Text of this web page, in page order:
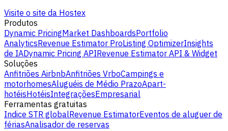
Visite o site da Hostex
Produtos
Dynamic PricingMarket DashboardsPortfolio
AnalyticsRevenue Estimator ProListing OptimizerInsights
de IADynamic Pricing APIRevenue Estimator API & Widget
Soluções
Anfitriões AirbnbAnfitriões VrboCampings e
motorhomesAluguéis de Médio PrazoApart-
hotéisHotéisIntegraçõesEmpresarial
Ferramentas gratuitas
Indice STR globalRevenue EstimatorEventos de aluguer de
fériasAnalisador de reservas